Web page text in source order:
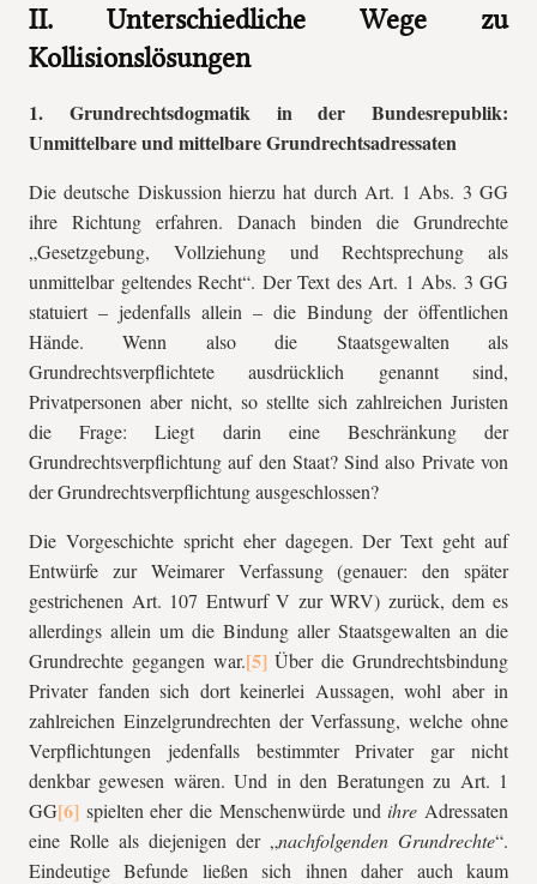
II. Unterschiedliche Wege zu
Kollisionslösungen
1. Grundrechtsdogmatik in der Bundesrepublik:
Unmittelbare und mittelbare Grundrechtsadressaten
Die deutsche Diskussion hierzu hat durch Art. 1 Abs. 3 GG
ihre Richtung erfahren. Danach binden die Grundrechte
„Gesetzgebung, Vollziehung und Rechtsprechung als
unmittelbar geltendes Recht“. Der Text des Art. 1 Abs. 3 GG
statuiert – jedenfalls allein – die Bindung der öffentlichen
Hände. Wenn also die Staatsgewalten als
Grundrechtsverpflichtete ausdrücklich genannt sind,
Privatpersonen aber nicht, so stellte sich zahlreichen Juristen
die Frage: Liegt darin eine Beschränkung der
Grundrechtsverpflichtung auf den Staat? Sind also Private von
der Grundrechtsverpflichtung ausgeschlossen?
Die Vorgeschichte spricht eher dagegen. Der Text geht auf
Entwürfe zur Weimarer Verfassung (genauer: den später
gestrichenen Art. 107 Entwurf V zur WRV) zurück, dem es
allerdings allein um die Bindung aller Staatsgewalten an die
Grundrechte gegangen war.
Über die Grundrechtsbindung
Privater fanden sich dort keinerlei Aussagen, wohl aber in
zahlreichen Einzelgrundrechten der Verfassung, welche ohne
Verpflichtungen jedenfalls bestimmter Privater gar nicht
denkbar gewesen wären. Und in den Beratungen zu Art. 1
GG
spielten eher die Menschenwürde und ihre Adressaten
eine Rolle als diejenigen der „nachfolgenden Grundrechte“.
Eindeutige Befunde ließen sich ihnen daher auch kaum